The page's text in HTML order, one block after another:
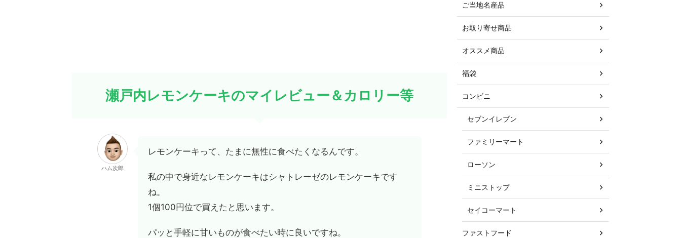
瀬戸内レモンケーキのマイレビュー＆カロリー等
ハム次郎
レモンケーキって、たまに無性に食べたくなるんです。
私の中で身近なレモンケーキはシャトレーゼのレモンケーキです
ね。
1個100円位で買えたと思います。
パッと手軽に甘いものが食べたい時に良いですね。
ご当地名産品
お取り寄せ商品
オススメ商品
福袋
コンビニ
セブンイレブン
ファミリーマート
ローソン
ミニストップ
セイコーマート
ファストフード